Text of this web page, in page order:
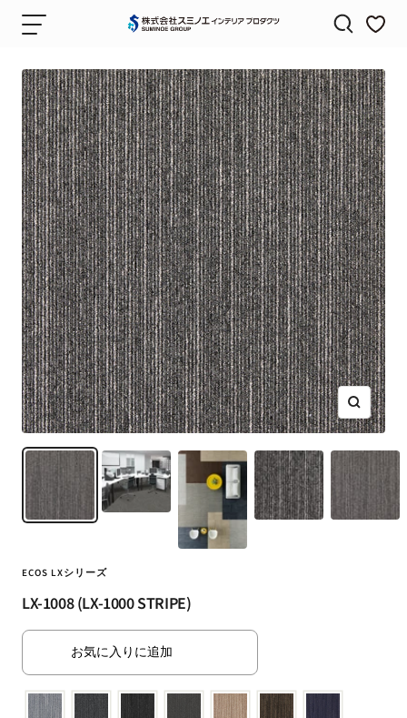
ナ
ゲ
ー
シ
ョ
ン
株
会
社
ス
ミ
ノ
エ
（SUMINOE）
｜
カ
ー
テ
ン・
カ
ー
ペ
ッ
ト・
ラ
グ・
床
材
フ
ァ
ブ
リ
ズ
ー
ム
イ
ン
ECOS LXシリーズ
LX-1008 (LX-1000 STRIPE)
お気に入りに追加